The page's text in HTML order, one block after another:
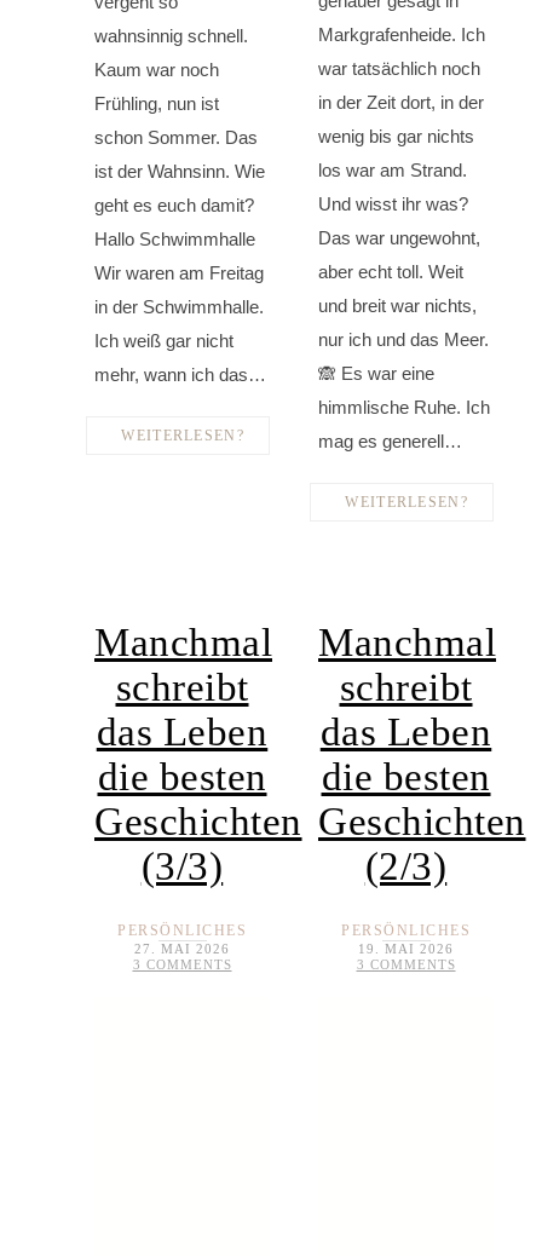
wahnsinnig schnell.
Kaum war noch
Frühling, nun ist
schon Sommer. Das
ist der Wahnsinn. Wie
geht es euch damit?
Hallo Schwimmhalle
Wir waren am Freitag
in der Schwimmhalle.
Ich weiß gar nicht
mehr, wann ich das…
WEITERLESEN?
Markgrafenheide. Ich
war tatsächlich noch
in der Zeit dort, in der
wenig bis gar nichts
los war am Strand.
Und wisst ihr was?
Das war ungewohnt,
aber echt toll. Weit
und breit war nichts,
nur ich und das Meer.
🙈 Es war eine
himmlische Ruhe. Ich
mag es generell…
WEITERLESEN?
Manchmal
schreibt
das Leben
die besten
Geschichten
(3/3)
PERSÖNLICHES
27. MAI 2026
3 COMMENTS
Manchmal
schreibt
das Leben
die besten
Geschichten
(2/3)
PERSÖNLICHES
19. MAI 2026
3 COMMENTS